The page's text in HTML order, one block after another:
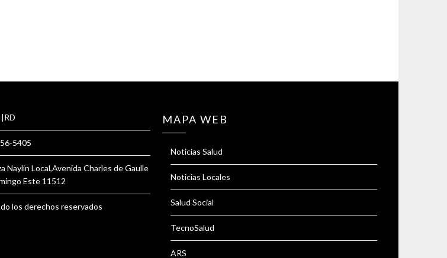
5405
Naylin Local,Avenida Charles de Gaulle
Este 11512
los derechos reservados
MAPA WEB
Noticias Salud
Noticias Locales
Salud Social
TecnoSalud
ARS